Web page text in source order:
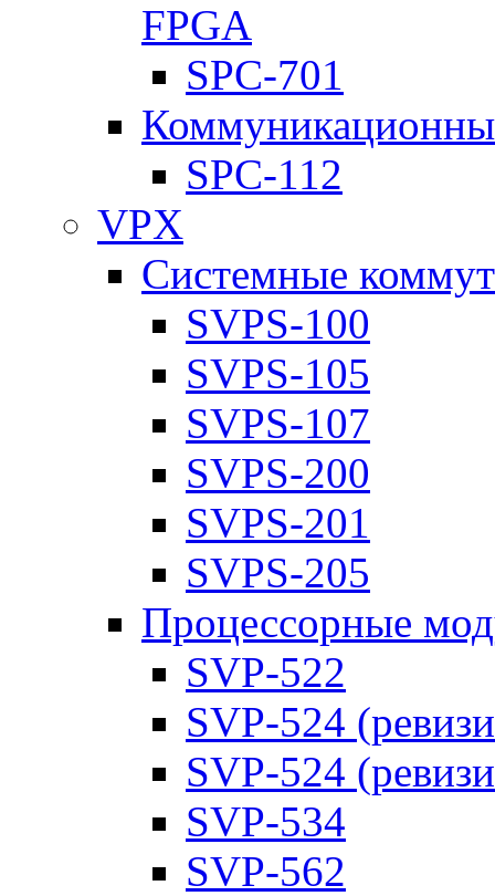
FPGA
SPC-701
SPC-112
VPX
Системные
SVPS-100
SVPS-105
SVPS-107
SVPS-200
SVPS-201
SVPS-205
Процессорные
SVP-522
SVP-524
SVP-524
SVP-534
SVP-562